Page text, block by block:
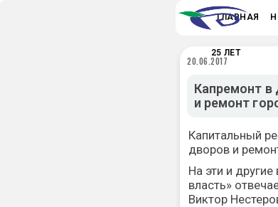
ГЛАВНАЯ
25 ЛЕТ
20.06.2017
Капремонт в
и ремонт
Капитальный
дворов и
На эти и
власть»
Виктор